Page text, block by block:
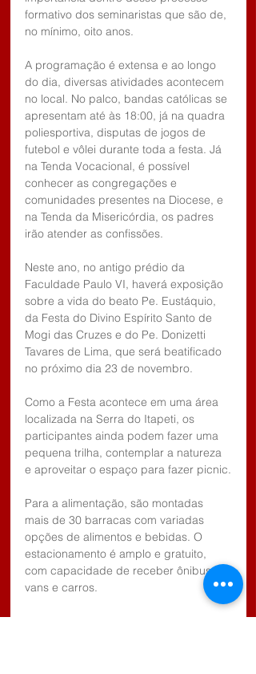
formativo dos seminaristas que são de,
no mínimo, oito anos.
A programação é extensa e ao longo
do dia, diversas atividades acontecem
no local. No palco, bandas católicas se
apresentam até às 18:00, já na quadra
poliesportiva, disputas de jogos de
futebol e vôlei durante toda a festa. Já
na Tenda Vocacional, é possível
conhecer as congregações e
comunidades presentes na Diocese, e
na Tenda da Misericórdia, os padres
irão atender as confissões.
Neste ano, no antigo prédio da
Faculdade Paulo VI, haverá exposição
sobre a vida do beato Pe. Eustáquio,
da Festa do Divino Espírito Santo de
Mogi das Cruzes e do Pe. Donizetti
Tavares de Lima, que será beatificado
no próximo dia 23 de novembro.
Como a Festa acontece em uma área
localizada na Serra do Itapeti, os
participantes ainda podem fazer uma
pequena trilha, contemplar a natureza
e aproveitar o espaço para fazer picnic.
Para a alimentação, são montadas
mais de 30 barracas com variadas
opções de alimentos e bebidas. O
estacionamento é amplo e gratuito,
com capacidade de receber ônibus,
vans e carros.